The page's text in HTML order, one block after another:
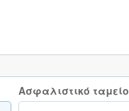
Ασφαλιστικό ταμείο